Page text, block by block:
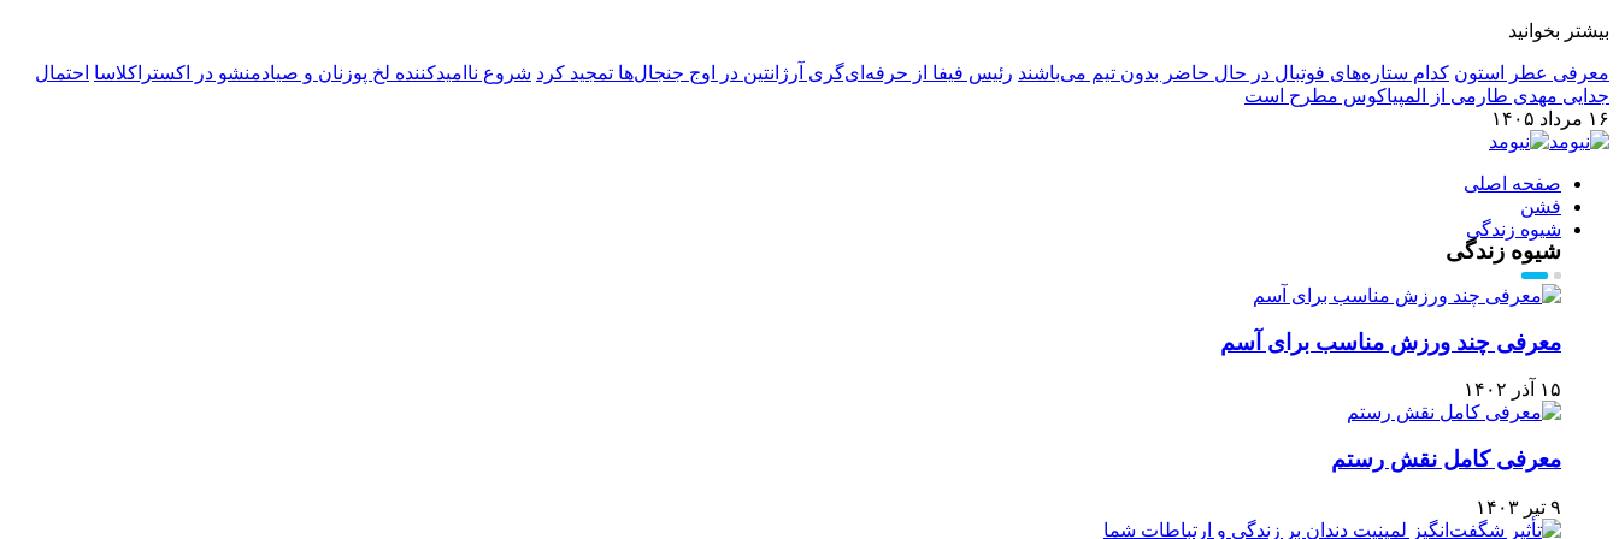
بیشتر بخوانید
معرفی عطر استون کدام ستاره‌های فوتبال در حال حاضر بدون تیم می‌باشند رئیس فیفا از حرفه‌ای‌گری آرژانتین در اوج جنجال‌ها تمجید کرد شروع ناامیدکننده لخ پوزنان و صیادمنشو در اکستراکلاسا احتمال
جدایی مهدی طارمی از المپیاکوس مطرح است
۱۶ مرداد ۱۴۰۵
صفحه اصلی
فشن
شیوه زندگی
شیوه زندگی
معرفی چند ورزش مناسب برای آسم
۱۵ آذر ۱۴۰۲
معرفی کامل نقش رستم
۹ تیر ۱۴۰۳